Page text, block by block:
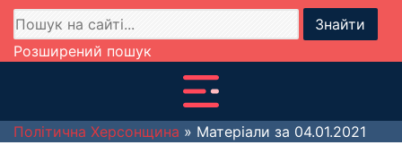
Знайти
Розширений пошук
Політична Херсонщина » Матеріали за 04.01.2021